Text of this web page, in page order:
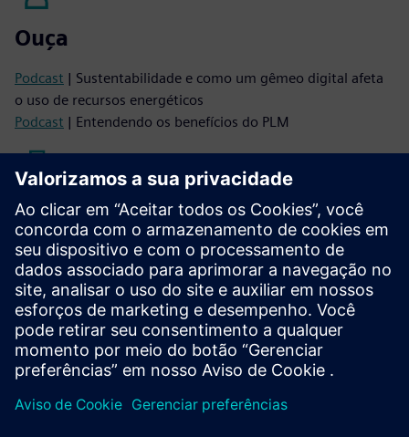
Ouça
Podcast | Sustentabilidade e como um gêmeo digital afeta
o uso de recursos energéticos
Podcast | Entendendo os benefícios do PLM
Ler
Blog | Enfrentando os desafios atuais de sustentabilidade
industrial com software digital
E-book| Descubra como um PLM baseado em nuvem pode
impulsionar a inovação e a colaboração com o Teamcenter
X